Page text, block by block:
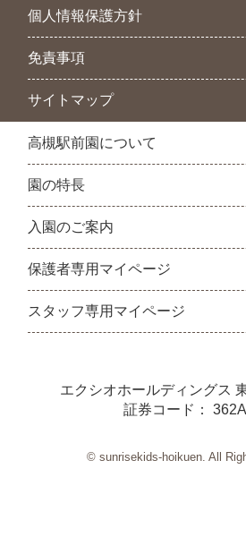
個人情報保護方針
免責事項
サイトマップ
高槻駅前園について
園の特長
入園のご案内
保護者専用マイページ
スタッフ専用マイページ
エクシオホールディングス
証券コード：
© sunrisekids-hoikuen. All